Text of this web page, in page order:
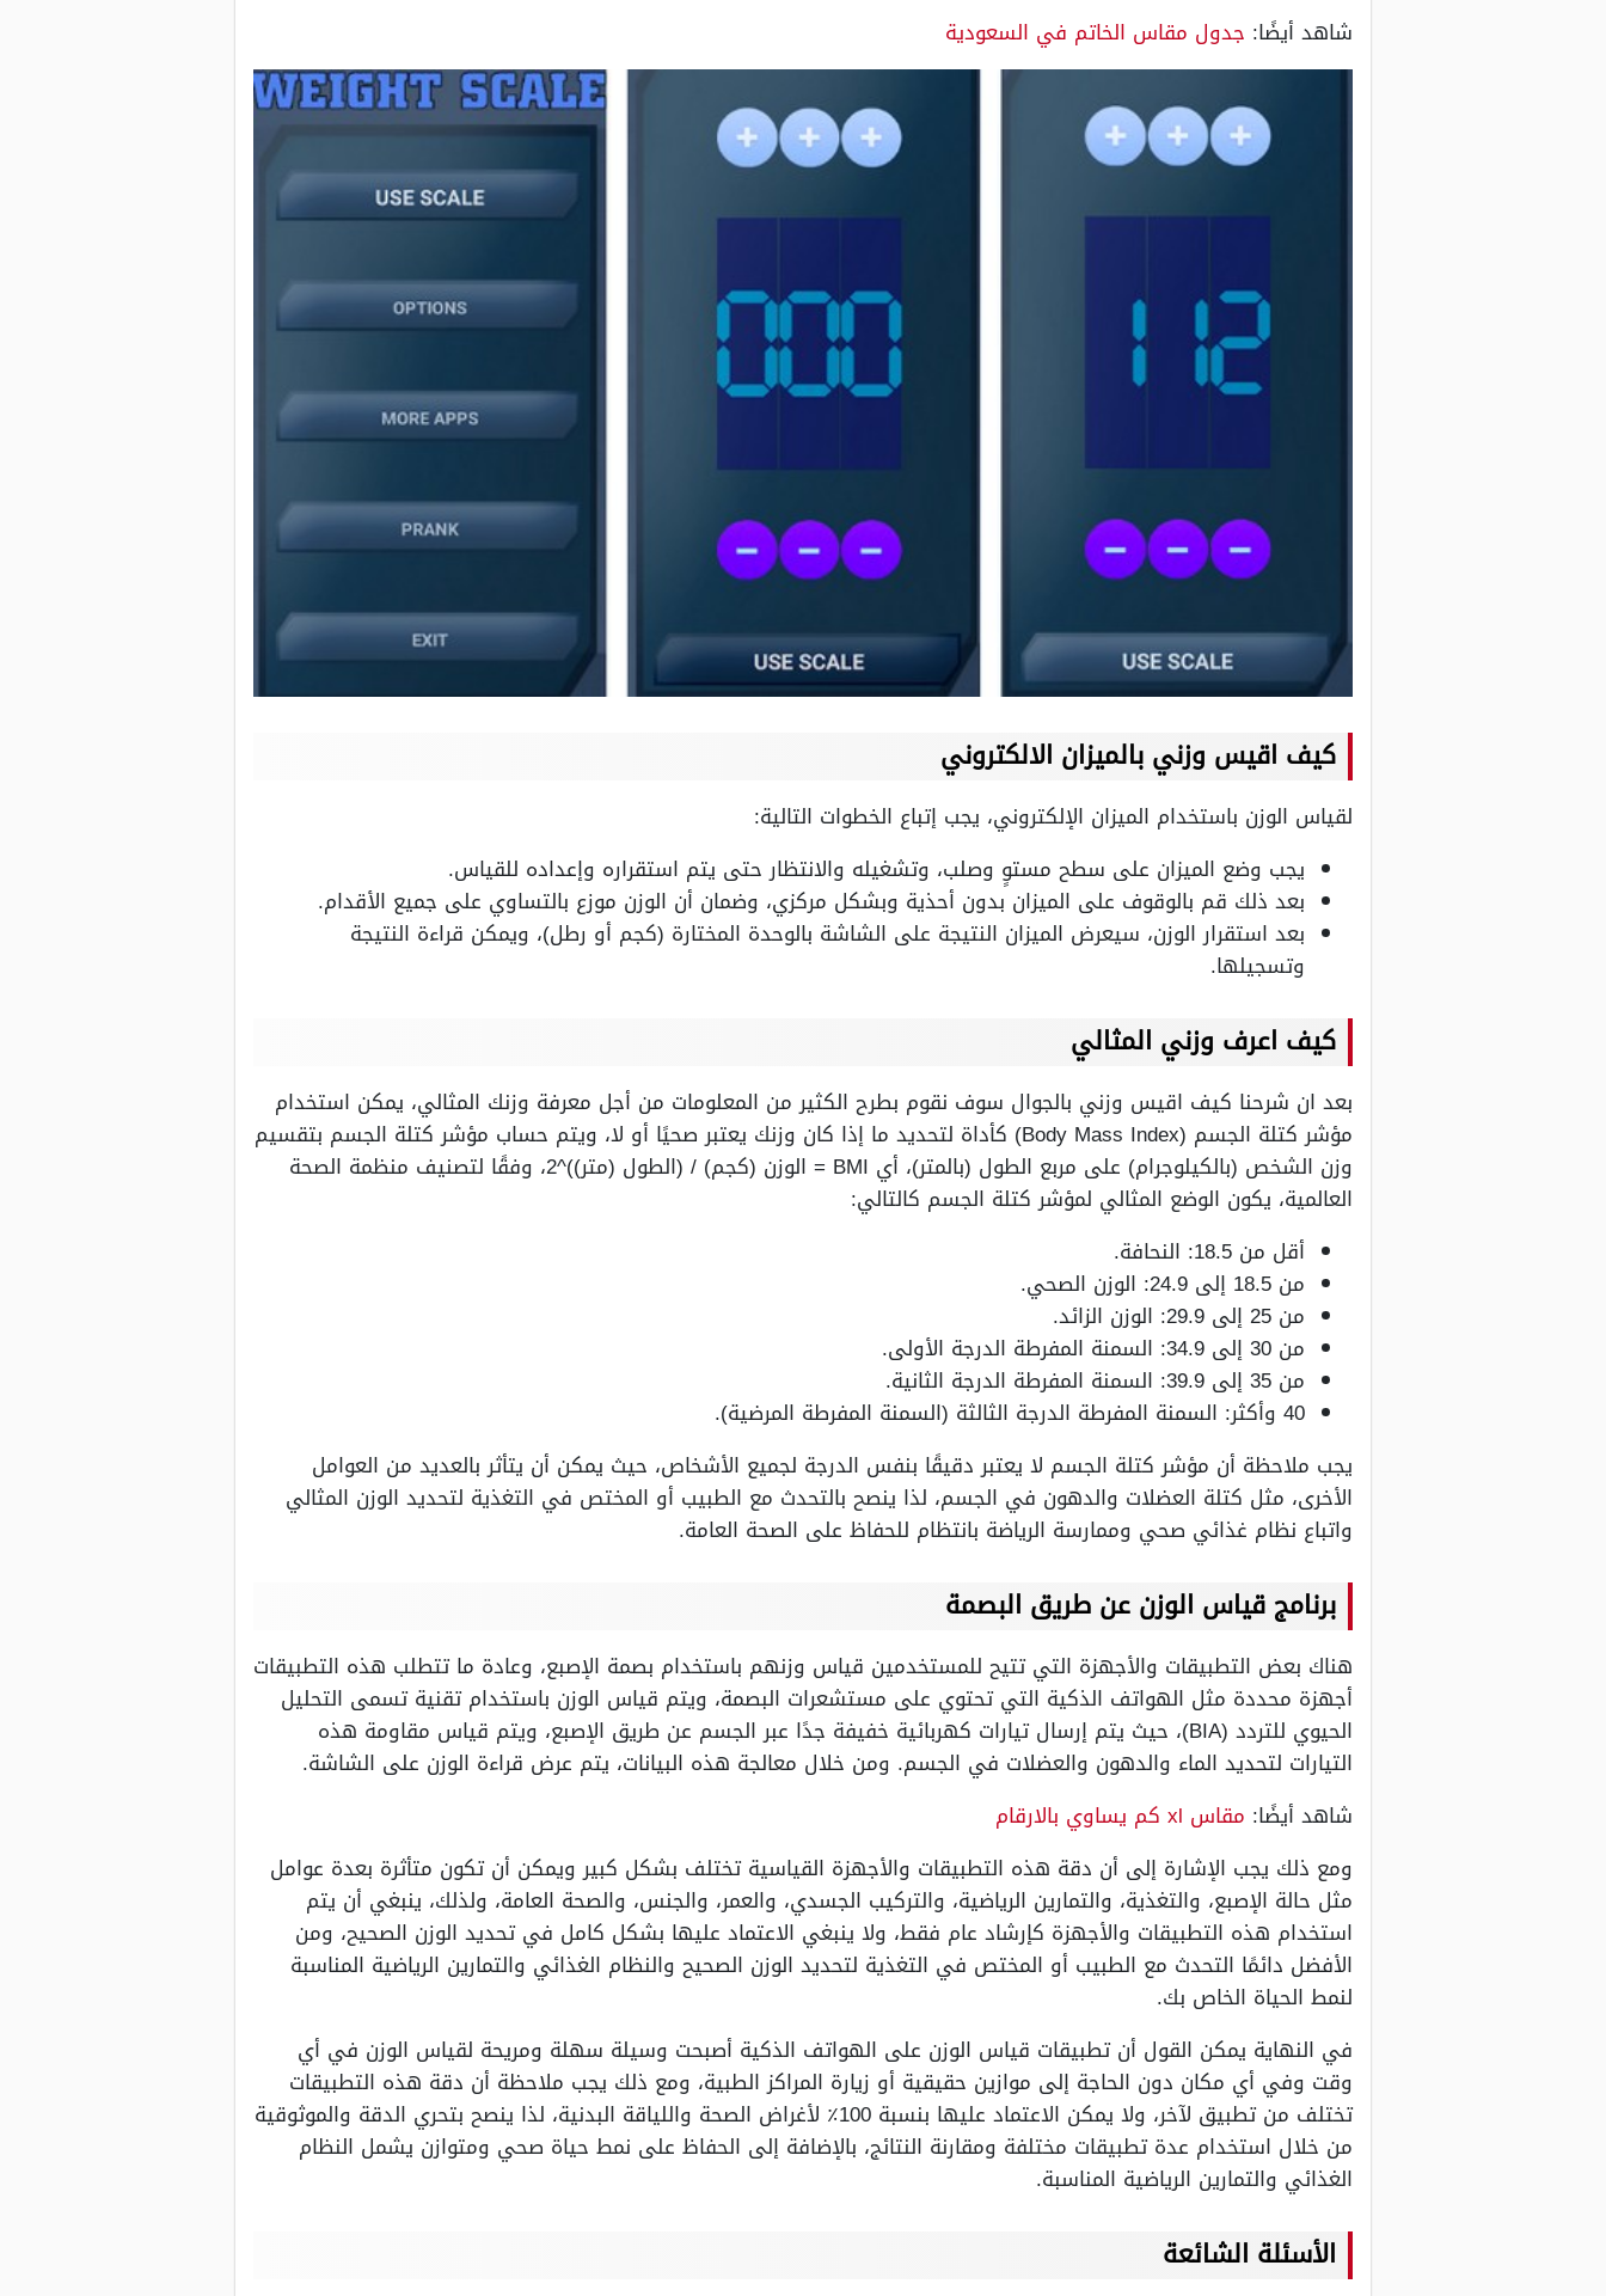
شاهد أيضًا: جدول مقاس الخاتم في السعودية
كيف اقيس وزني بالميزان الالكتروني
لقياس الوزن باستخدام الميزان الإلكتروني، يجب إتباع الخطوات التالية:
يجب وضع الميزان على سطح مستوٍ وصلب، وتشغيله والانتظار حتى يتم استقراره وإعداده للقياس.
بعد ذلك قم بالوقوف على الميزان بدون أحذية وبشكل مركزي، وضمان أن الوزن موزع بالتساوي على جميع الأقدام.
بعد استقرار الوزن، سيعرض الميزان النتيجة على الشاشة بالوحدة المختارة (كجم أو رطل)، ويمكن قراءة النتيجة
وتسجيلها.
كيف اعرف وزني المثالي
بعد ان شرحنا كيف اقيس وزني بالجوال سوف نقوم بطرح الكثير من المعلومات من أجل معرفة وزنك المثالي، يمكن استخدام
مؤشر كتلة الجسم (Body Mass Index) كأداة لتحديد ما إذا كان وزنك يعتبر صحيًا أو لا، ويتم حساب مؤشر كتلة الجسم بتقسيم
وزن الشخص (بالكيلوجرام) على مربع الطول (بالمتر)، أي BMI = الوزن (كجم) / (الطول (متر))^2، وفقًا لتصنيف منظمة الصحة
العالمية، يكون الوضع المثالي لمؤشر كتلة الجسم كالتالي:
أقل من 18.5: النحافة.
من 18.5 إلى 24.9: الوزن الصحي.
من 25 إلى 29.9: الوزن الزائد.
من 30 إلى 34.9: السمنة المفرطة الدرجة الأولى.
من 35 إلى 39.9: السمنة المفرطة الدرجة الثانية.
40 وأكثر: السمنة المفرطة الدرجة الثالثة (السمنة المفرطة المرضية).
يجب ملاحظة أن مؤشر كتلة الجسم لا يعتبر دقيقًا بنفس الدرجة لجميع الأشخاص، حيث يمكن أن يتأثر بالعديد من العوامل
الأخرى، مثل كتلة العضلات والدهون في الجسم، لذا ينصح بالتحدث مع الطبيب أو المختص في التغذية لتحديد الوزن المثالي
واتباع نظام غذائي صحي وممارسة الرياضة بانتظام للحفاظ على الصحة العامة.
برنامج قياس الوزن عن طريق البصمة
هناك بعض التطبيقات والأجهزة التي تتيح للمستخدمين قياس وزنهم باستخدام بصمة الإصبع، وعادة ما تتطلب هذه التطبيقات
أجهزة محددة مثل الهواتف الذكية التي تحتوي على مستشعرات البصمة، ويتم قياس الوزن باستخدام تقنية تسمى التحليل
الحيوي للتردد (BIA)، حيث يتم إرسال تيارات كهربائية خفيفة جدًا عبر الجسم عن طريق الإصبع، ويتم قياس مقاومة هذه
التيارات لتحديد الماء والدهون والعضلات في الجسم. ومن خلال معالجة هذه البيانات، يتم عرض قراءة الوزن على الشاشة.
شاهد أيضًا: مقاس xl كم يساوي بالارقام
ومع ذلك يجب الإشارة إلى أن دقة هذه التطبيقات والأجهزة القياسية تختلف بشكل كبير ويمكن أن تكون متأثرة بعدة عوامل
مثل حالة الإصبع، والتغذية، والتمارين الرياضية، والتركيب الجسدي، والعمر، والجنس، والصحة العامة، ولذلك، ينبغي أن يتم
استخدام هذه التطبيقات والأجهزة كإرشاد عام فقط، ولا ينبغي الاعتماد عليها بشكل كامل في تحديد الوزن الصحيح، ومن
الأفضل دائمًا التحدث مع الطبيب أو المختص في التغذية لتحديد الوزن الصحيح والنظام الغذائي والتمارين الرياضية المناسبة
لنمط الحياة الخاص بك.
في النهاية يمكن القول أن تطبيقات قياس الوزن على الهواتف الذكية أصبحت وسيلة سهلة ومريحة لقياس الوزن في أي
وقت وفي أي مكان دون الحاجة إلى موازين حقيقية أو زيارة المراكز الطبية، ومع ذلك يجب ملاحظة أن دقة هذه التطبيقات
تختلف من تطبيق لآخر، ولا يمكن الاعتماد عليها بنسبة 100٪ لأغراض الصحة واللياقة البدنية، لذا ينصح بتحري الدقة والموثوقية
من خلال استخدام عدة تطبيقات مختلفة ومقارنة النتائج، بالإضافة إلى الحفاظ على نمط حياة صحي ومتوازن يشمل النظام
الغذائي والتمارين الرياضية المناسبة.
الأسئلة الشائعة